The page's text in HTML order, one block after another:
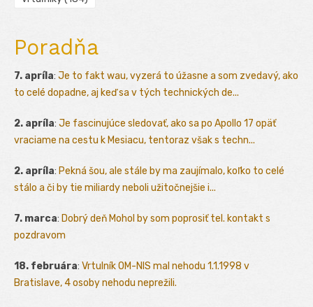
Poradňa
7. apríla: Je to fakt wau, vyzerá to úžasne a som zvedavý, ako
to celé dopadne, aj keď sa v tých technických de...
2. apríla: Je fascinujúce sledovať, ako sa po Apollo 17 opäť
vraciame na cestu k Mesiacu, tentoraz však s techn...
2. apríla: Pekná šou, ale stále by ma zaujímalo, koľko to celé
stálo a či by tie miliardy neboli užitočnejšie i...
7. marca: Dobrý deň Mohol by som poprosiť tel. kontakt s
pozdravom
18. februára: Vrtulník OM-NIS mal nehodu 1.1.1998 v
Bratislave, 4 osoby nehodu neprežili.